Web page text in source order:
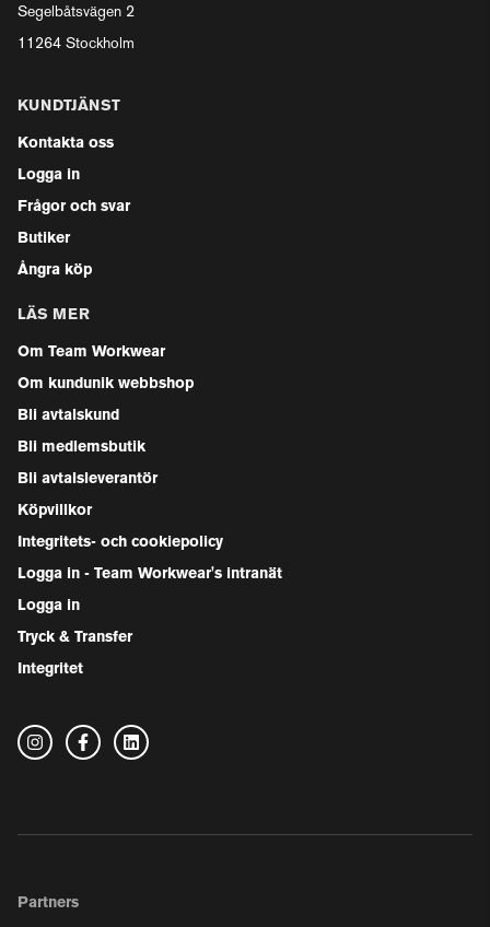
Segelbåtsvägen 2
11264 Stockholm
KUNDTJÄNST
Kontakta oss
Logga in
Frågor och svar
Butiker
Ångra köp
LÄS MER
Om Team Workwear
Om kundunik webbshop
Bli avtalskund
Bli medlemsbutik
Bli avtalsleverantör
Köpvillkor
Integritets- och cookiepolicy
Logga in - Team Workwear's intranät
Logga in
Tryck & Transfer
Integritet
Partners